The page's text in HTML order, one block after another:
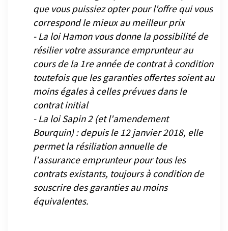
que vous puissiez opter pour l'offre qui vous
correspond le mieux au meilleur prix
- La loi Hamon vous donne la possibilité de
résilier votre assurance emprunteur au
cours de la 1re année de contrat à condition
toutefois que les garanties offertes soient au
moins égales à celles prévues dans le
contrat initial
- La loi Sapin 2 (et l'amendement
Bourquin) : depuis le 12 janvier 2018, elle
permet la résiliation annuelle de
l'assurance emprunteur pour tous les
contrats existants, toujours à condition de
souscrire des garanties au moins
équivalentes.